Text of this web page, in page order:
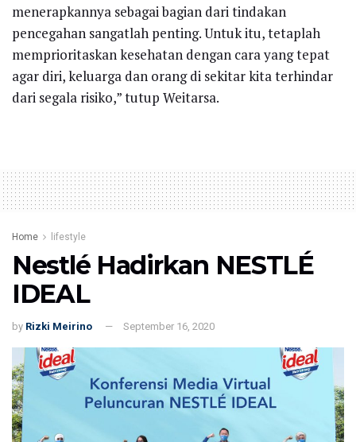
menerapkannya sebagai bagian dari tindakan
pencegahan sangatlah penting. Untuk itu, tetaplah
memprioritaskan kesehatan dengan cara yang tepat
agar diri, keluarga dan orang di sekitar kita terhindar
dari segala risiko,” tutup Weitarsa.
Home lifestyle
Nestlé Hadirkan NESTLÉ
IDEAL
by Rizki Meirino September 16, 2020